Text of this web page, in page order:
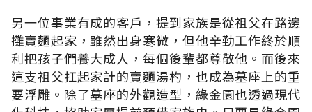
另一位事業有成的客戶，提到家族是從祖父在路邊
攤賣麵起家，雖然出身寒微，但他辛勤工作終於順
利把孩子們養大成人，每個後輩都尊敬他。而後來
這支祖父扛起家計的賣麵湯杓，也成為墓座上的重
要浮雕。除了墓座的外觀造型，綠金園也透過現代